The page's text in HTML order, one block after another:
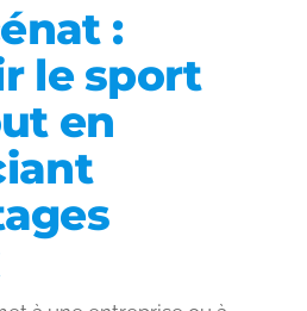
:
le sport
en